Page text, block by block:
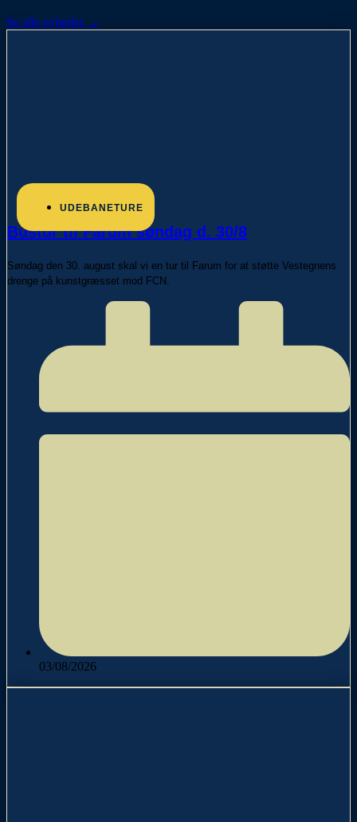
Se alle nyheder →
UDEBANETURE
Bustur til Farum søndag d. 30/8
Søndag den 30. august skal vi en tur til Farum for at støtte Vestegnens
drenge på kunstgræsset mod FCN.
03/08/2026